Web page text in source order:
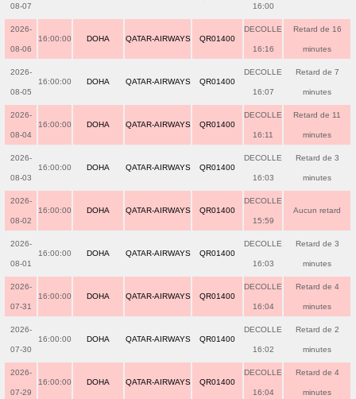
08-07 16:00
2026-
08-06
16:00:00 DOHA QATAR-AIRWAYS QR01400
DECOLLE
16:16
Retard de 16
minutes
2026-
08-05
16:00:00 DOHA QATAR-AIRWAYS QR01400
DECOLLE
16:07
Retard de 7
minutes
2026-
08-04
16:00:00 DOHA QATAR-AIRWAYS QR01400
DECOLLE
16:11
Retard de 11
minutes
2026-
08-03
16:00:00 DOHA QATAR-AIRWAYS QR01400
DECOLLE
16:03
Retard de 3
minutes
2026-
08-02
16:00:00 DOHA QATAR-AIRWAYS QR01400
DECOLLE
15:59
Aucun retard
2026-
08-01
16:00:00 DOHA QATAR-AIRWAYS QR01400
DECOLLE
16:03
Retard de 3
minutes
2026-
07-31
16:00:00 DOHA QATAR-AIRWAYS QR01400
DECOLLE
16:04
Retard de 4
minutes
2026-
07-30
16:00:00 DOHA QATAR-AIRWAYS QR01400
DECOLLE
16:02
Retard de 2
minutes
2026-
07-29
16:00:00 DOHA QATAR-AIRWAYS QR01400
DECOLLE
16:04
Retard de 4
minutes